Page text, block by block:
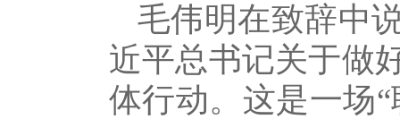
毛伟明在致辞中
近平总书记关于做
体行动。这是一场